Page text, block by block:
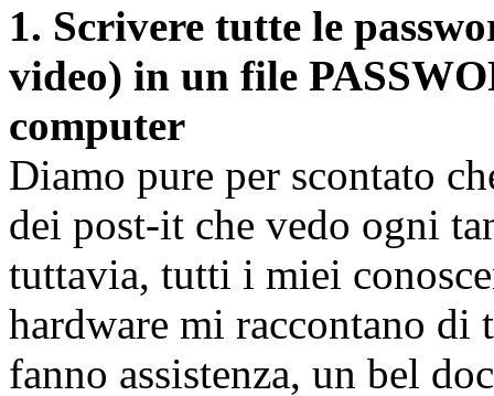
1. Scrivere tutte le
video) in un file
computer
Diamo pure per scontato
dei post-it che vedo ogni
tuttavia, tutti i miei
hardware mi raccontano
fanno assistenza, un bel